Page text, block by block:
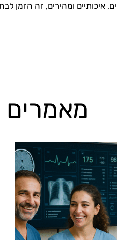
ומהירים, זה הזמן
מאמרים